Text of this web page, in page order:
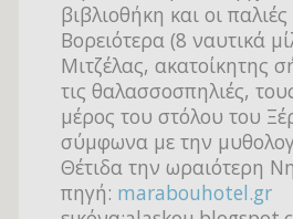
βιβλιοθήκη και οι
Βορειότερα (8 ναυτικά
Μιτζέλας, ακατοίκητης
τις θαλασσοσπηλιές,
μέρος του στόλου του
σύμφωνα με την
Θέτιδα την ωραιότερη
πηγή: marabouhotel.gr